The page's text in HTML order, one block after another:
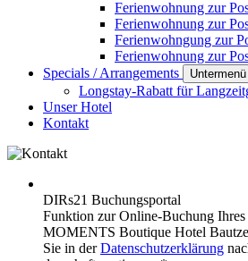
Ferienwohnung zur
Ferienwohnung zur
Ferienwohngung zur
Ferienwohnung zur
Specials / Arrangements
Longstay-Rabatt für
Unser Hotel
Kontakt
DIRs21 Buchungsportal
Funktion zur Online-Buchung
MOMENTS Boutique Hotel
Sie in derDatenschutzerklärung